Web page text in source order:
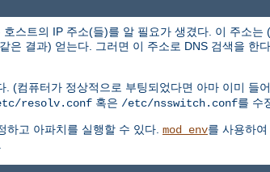
스트의 IP 주소(들)를 알 필요가 생겼다. 이 주소는
은 결과) 얻는다. 그러면 이 주소로 DNS 검색을 한
. (컴퓨터가 정상적으로 부팅되었다면 아마 이미 들
resolv.conf 혹은 /etc/nsswitch.conf를 수
하고 아파치를 실행할 수 있다. mod_env를 사용하